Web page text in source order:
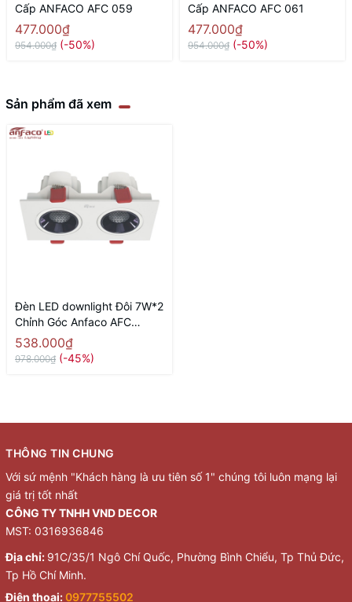
Cấp ANFACO AFC 059
477.000₫
954.000₫ (-50%)
Cấp ANFACO AFC 061
477.000₫
954.000₫ (-50%)
Sản phẩm đã xem
Đèn LED downlight Đôi 7W*2
Chỉnh Góc Anfaco AFC
764/2-7Wx2
538.000₫
978.000₫ (-45%)
THÔNG TIN CHUNG
Với sứ mệnh "Khách hàng là ưu tiên số 1" chúng tôi luôn mạng lại
giá trị tốt nhất
CÔNG TY TNHH VND DECOR
MST: 0316936846
Địa chỉ: 91C/35/1 Ngô Chí Quốc, Phường Bình Chiểu, Tp Thủ Đức,
Tp Hồ Chí Minh.
Điện thoại: 0977755502